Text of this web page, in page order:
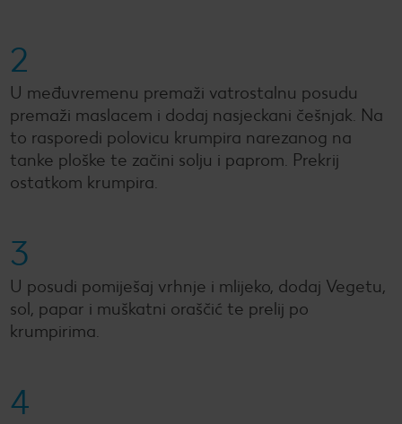
2
U međuvremenu premaži vatrostalnu posudu
premaži maslacem i dodaj nasjeckani češnjak. Na
to rasporedi polovicu krumpira narezanog na
tanke ploške te začini solju i paprom. Prekrij
ostatkom krumpira.
3
U posudi pomiješaj vrhnje i mlijeko, dodaj Vegetu,
sol, papar i muškatni oraščić te prelij po
krumpirima.
4